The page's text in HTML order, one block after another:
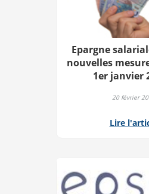
Epargne
nouvelles
1er janvier
20 février
Lire